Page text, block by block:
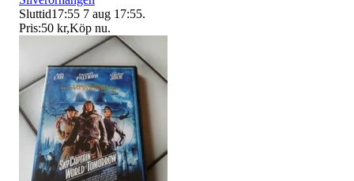
Sluttid17:55 7 aug 17:55.
Pris:50 kr,Köp nu.